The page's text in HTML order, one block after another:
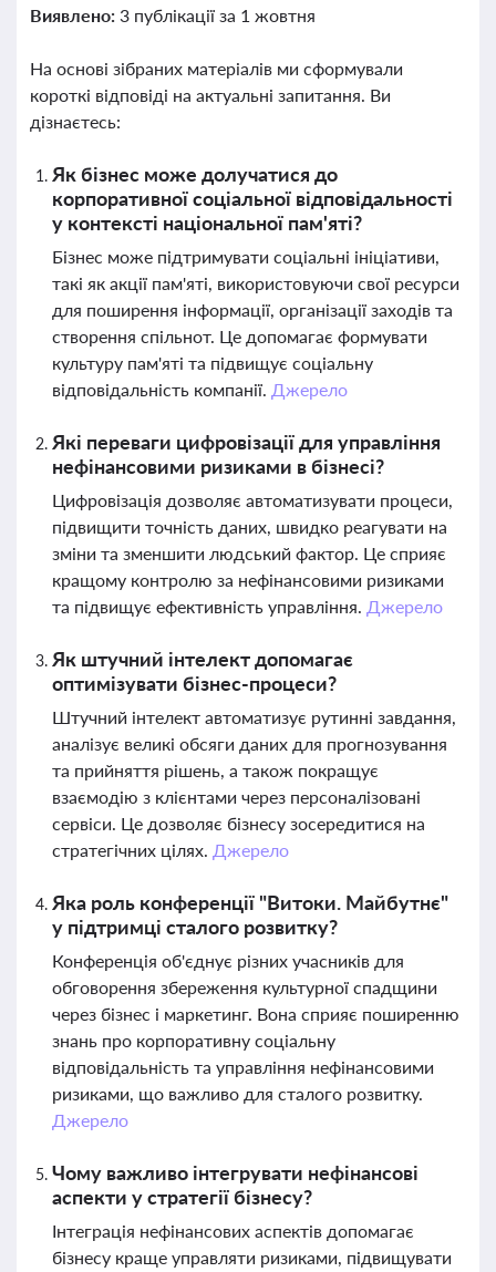
Виявлено: 3 публікації за 1 жовтня
На основі зібраних матеріалів ми сформували
короткі відповіді на актуальні запитання. Ви
дізнаєтесь:
Як бізнес може долучатися до
корпоративної соціальної відповідальності
у контексті національної пам'яті?
Бізнес може підтримувати соціальні ініціативи,
такі як акції пам'яті, використовуючи свої ресурси
для поширення інформації, організації заходів та
створення спільнот. Це допомагає формувати
культуру пам'яті та підвищує соціальну
відповідальність компанії. Джерело
Які переваги цифровізації для управління
нефінансовими ризиками в бізнесі?
Цифровізація дозволяє автоматизувати процеси,
підвищити точність даних, швидко реагувати на
зміни та зменшити людський фактор. Це сприяє
кращому контролю за нефінансовими ризиками
та підвищує ефективність управління. Джерело
Як штучний інтелект допомагає
оптимізувати бізнес-процеси?
Штучний інтелект автоматизує рутинні завдання,
аналізує великі обсяги даних для прогнозування
та прийняття рішень, а також покращує
взаємодію з клієнтами через персоналізовані
сервіси. Це дозволяє бізнесу зосередитися на
стратегічних цілях. Джерело
Яка роль конференції "Витоки. Майбутнє"
у підтримці сталого розвитку?
Конференція об'єднує різних учасників для
обговорення збереження культурної спадщини
через бізнес і маркетинг. Вона сприяє поширенню
знань про корпоративну соціальну
відповідальність та управління нефінансовими
ризиками, що важливо для сталого розвитку.
Джерело
Чому важливо інтегрувати нефінансові
аспекти у стратегії бізнесу?
Інтеграція нефінансових аспектів допомагає
бізнесу краще управляти ризиками, підвищувати